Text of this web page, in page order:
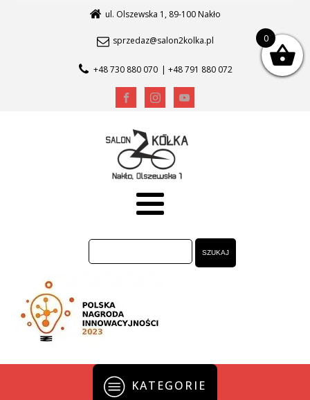
ul. Olszewska 1, 89-100 Nakło
sprzedaz@salon2kolka.pl
+48 730 880 070 | +48 791 880 072
KATEGORIE
0